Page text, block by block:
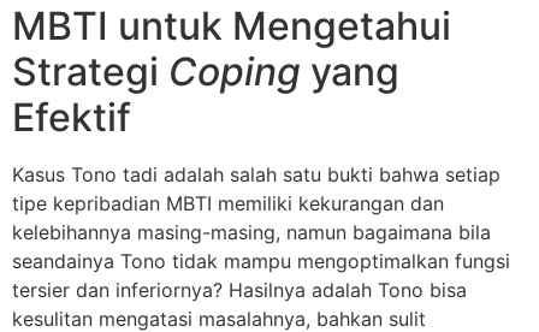
MBTI untuk Mengetahui
Strategi Coping yang
Efektif
Kasus Tono tadi adalah salah satu bukti bahwa setiap
tipe kepribadian MBTI memiliki kekurangan dan
kelebihannya masing-masing, namun bagaimana bila
seandainya Tono tidak mampu mengoptimalkan fungsi
tersier dan inferiornya? Hasilnya adalah Tono bisa
kesulitan mengatasi masalahnya, bahkan sulit